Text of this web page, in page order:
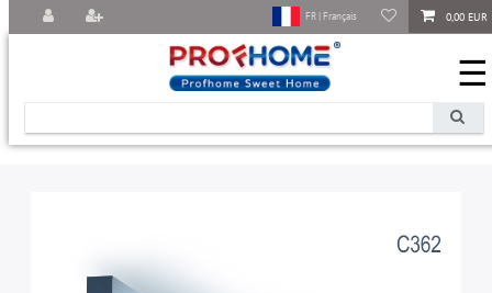
0,00 EUR
FR | Français
☰